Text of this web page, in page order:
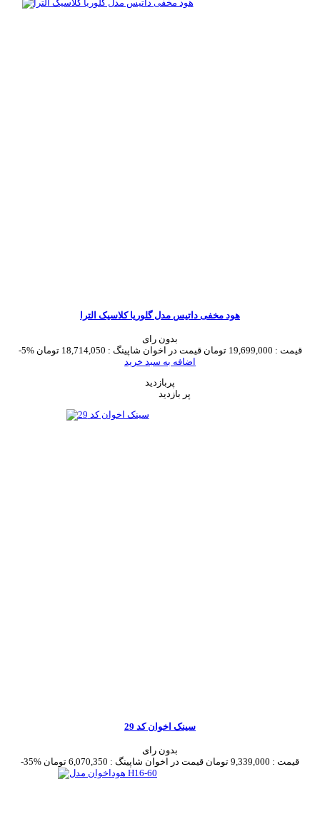
هود مخفی داتیس مدل گلوریا کلاسیک الترا
بدون رای
-5%
قیمت : 19,699,000 تومان قیمت در اخوان شاپینگ : 18,714,050 تومان
اضافه به سبد خرید
پربازدید
پر بازدید
سینک اخوان کد 29
بدون رای
-35%
قیمت : 9,339,000 تومان قیمت در اخوان شاپینگ : 6,070,350 تومان